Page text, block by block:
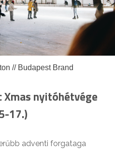
// Budapest Brand
nyitóhétvége
17.)
adventi forgataga